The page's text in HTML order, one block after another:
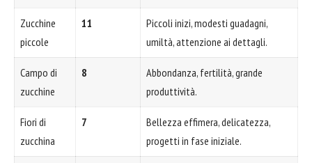
Zucchine
piccole
11
Piccoli inizi, modesti guadagni,
umiltà, attenzione ai dettagli.
Campo di
zucchine
8
Abbondanza, fertilità, grande
produttività.
Fiori di
zucchina
7
Bellezza effimera, delicatezza,
progetti in fase iniziale.